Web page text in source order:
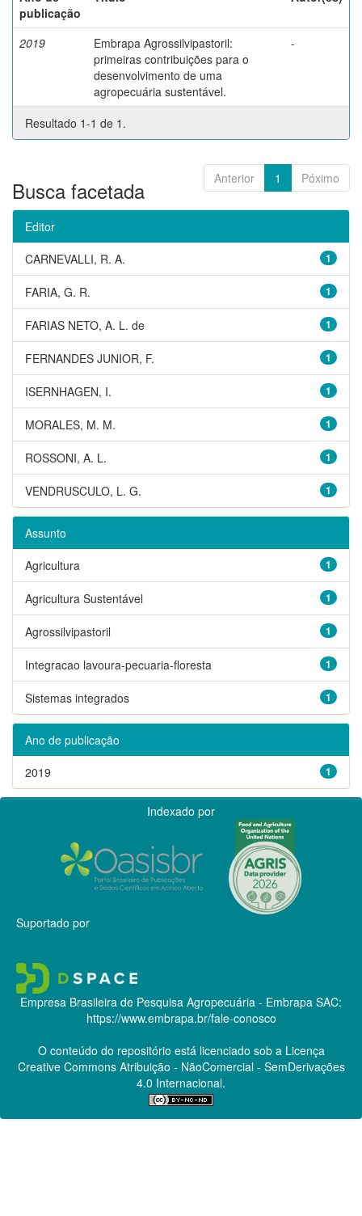
publicação
2019
Embrapa Agrossilvipastoril:
primeiras contribuições para o
desenvolvimento de uma
agropecuária sustentável.
-
Resultado 1-1 de 1.
Anterior 1 Póximo
Busca facetada
Editor
1
CARNEVALLI, R. A.
1
FARIA, G. R.
1
FARIAS NETO, A. L. de
1
FERNANDES JUNIOR, F.
1
ISERNHAGEN, I.
1
MORALES, M. M.
1
ROSSONI, A. L.
1
VENDRUSCULO, L. G.
Assunto
1
Agricultura
1
Agricultura Sustentável
1
Agrossilvipastoril
1
Integracao lavoura-pecuaria-floresta
1
Sistemas integrados
Ano de publicação
1
2019
Indexado por
Suportado por
Empresa Brasileira de Pesquisa Agropecuária - Embrapa SAC:
https://www.embrapa.br/fale-conosco
O conteúdo do repositório está licenciado sob a Licença
Creative CommonsAtribuição - NãoComercial - SemDerivações
4.0 Internacional.